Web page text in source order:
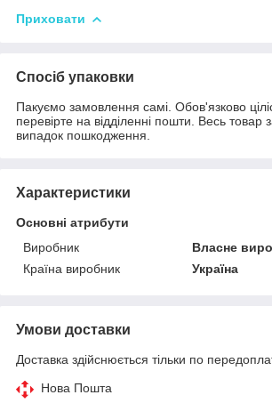
Приховати
Спосіб упаковки
Пакуємо замовлення самі. Обов'язково
перевірте на відділенні пошти. Весь товар
випадок пошкодження.
Характеристики
Основні атрибути
Виробник
Власне
Країна виробник
Україна
Умови доставки
Доставка здійснюється тільки по
Нова Пошта